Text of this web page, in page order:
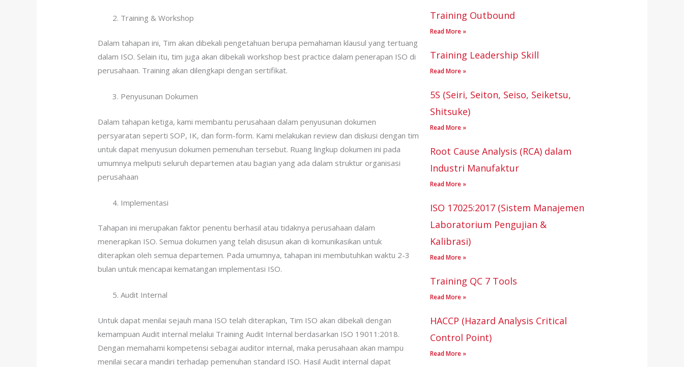
Training Outbound
Read More »
Training Leadership Skill
Read More »
5S (Seiri, Seiton, Seiso, Seiketsu,
Shitsuke)
Read More »
Root Cause Analysis (RCA) dalam
Industri Manufaktur
Read More »
ISO 17025:2017 (Sistem Manajemen
Laboratorium Pengujian &
Kalibrasi)
Read More »
Training QC 7 Tools
Read More »
HACCP (Hazard Analysis Critical
Control Point)
Read More »
Training & Workshop
Dalam tahapan ini, Tim akan dibekali pengetahuan berupa pemahaman klausul yang tertuang
dalam ISO. Selain itu, tim juga akan dibekali workshop best practice dalam penerapan ISO di
perusahaan. Training akan dilengkapi dengan sertifikat.
Penyusunan Dokumen
Dalam tahapan ketiga, kami membantu perusahaan dalam penyusunan dokumen
persyaratan seperti SOP, IK, dan form-form. Kami melakukan review dan diskusi dengan tim
untuk dapat menyusun dokumen pemenuhan tersebut. Ruang lingkup dokumen ini pada
umumnya meliputi seluruh departemen atau bagian yang ada dalam struktur organisasi
perusahaan
Implementasi
Tahapan ini merupakan faktor penentu berhasil atau tidaknya perusahaan dalam
menerapkan ISO. Semua dokumen yang telah disusun akan di komunikasikan untuk
diterapkan oleh semua departemen. Pada umumnya, tahapan ini membutuhkan waktu 2-3
bulan untuk mencapai kematangan implementasi ISO.
Audit Internal
Untuk dapat menilai sejauh mana ISO telah diterapkan, Tim ISO akan dibekali dengan
kemampuan Audit internal melalui Training Audit Internal berdasarkan ISO 19011:2018.
Dengan memahami kompetensi sebagai auditor internal, maka perusahaan akan mampu
menilai secara mandiri terhadap pemenuhan standard ISO. Hasil Audit internal dapat